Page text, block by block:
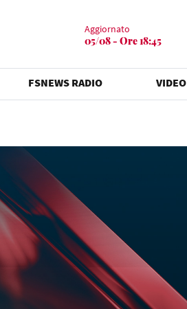
Aggiornato
05/08 - Ore 18:45
FSNEWS RADIO VIDEO